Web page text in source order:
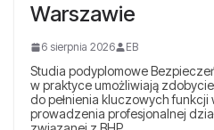
Warszawie
6 sierpnia 2026 EB
Studia podyplomowe
w praktyce umożliwiają
do pełnienia kluczowych funkcji
prowadzenia profesjonalnej